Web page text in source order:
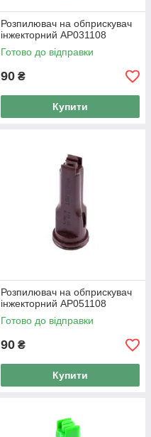
Розпилювач на обприскувач
інжекторний AP031108
Готово до відправки
90 ₴
Купити
Розпилювач на обприскувач
інжекторний AP051108
Готово до відправки
90 ₴
Купити